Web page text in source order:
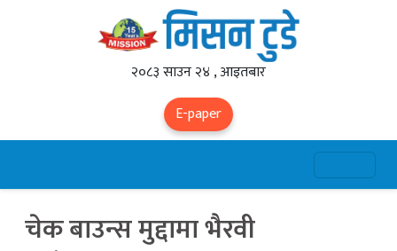
२०८३ साउन २४ , आइतबार
E-paper
चेक बाउन्स मुद्दामा भैरवी